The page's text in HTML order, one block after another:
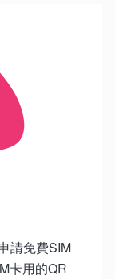
請免費SIM
卡用的QR